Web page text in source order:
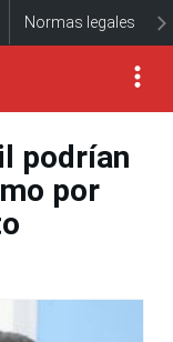
Normas legales
podrían
por